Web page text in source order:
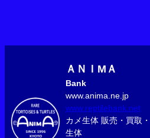
ＡＮＩМＡ
Bank
www.reptilebank.net
カメ生体 販売・買
生体